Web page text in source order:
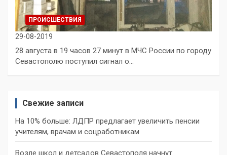
ПРОИСШЕСТВИЯ
29-08-2019
28 августа в 19 часов 27 минут в МЧС России по городу
Севастополю поступил сигнал о…
Свежие записи
На 10% больше: ЛДПР предлагает увеличить пенсии
учителям, врачам и соцработникам
Возле школ и детсадов Севастополя начнут